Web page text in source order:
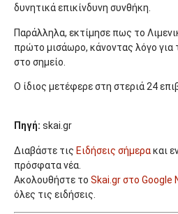
δυνητικά επικίνδυνη συνθήκη.
Παράλληλα, εκτίμησε πως το
πρώτο μισάωρο, κάνοντας λόγο για
στο σημείο.
Ο ίδιος μετέφερε στη στεριά 24
Πηγή: skai.gr
Διαβάστε τις Ειδήσεις σήμερακαι
πρόσφατα νέα.
Ακολουθήστε το Skai.gr στο Google
όλες τις ειδήσεις.